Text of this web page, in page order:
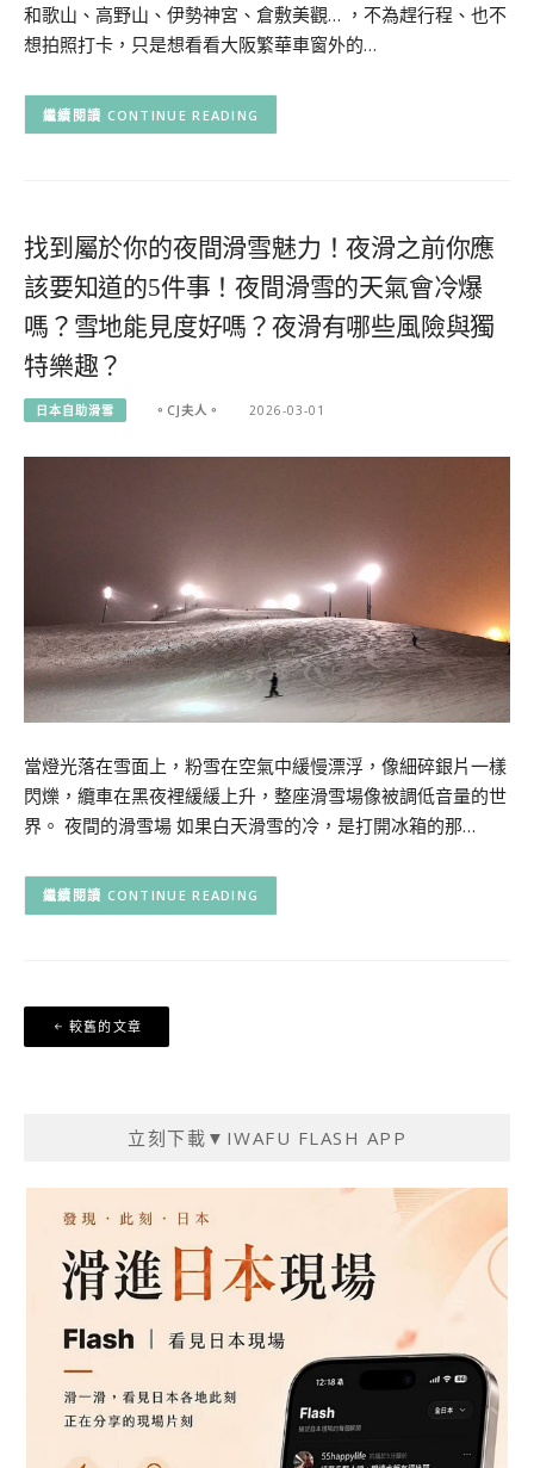
和歌山、高野山、伊勢神宮、倉敷美觀… ，不為趕行程、也不
想拍照打卡，只是想看看大阪繁華車窗外的…
CONTINUE READING
找到屬於你的夜間滑雪魅力！夜滑之前你應
該要知道的5件事！夜間滑雪的天氣會冷爆
嗎？雪地能見度好嗎？夜滑有哪些風險與獨
特樂趣？
日本自助滑雪 。CJ夫人。 2026-03-01
當燈光落在雪面上，粉雪在空氣中緩慢漂浮，像細碎銀片一樣
閃爍，纜車在黑夜裡緩緩上升，整座滑雪場像被調低音量的世
界。 夜間的滑雪場 如果白天滑雪的冷，是打開冰箱的那…
CONTINUE READING
文
章
較舊的文章
立刻下載▼IWAFU FLASH APP